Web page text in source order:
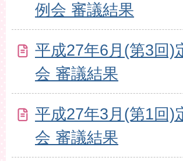
例会 審議結果
平成27年6月(第3回)
会 審議結果
平成27年3月(第1回)
会 審議結果